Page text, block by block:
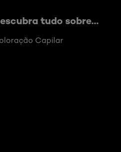
tudo sobre...
Capilar
CARD